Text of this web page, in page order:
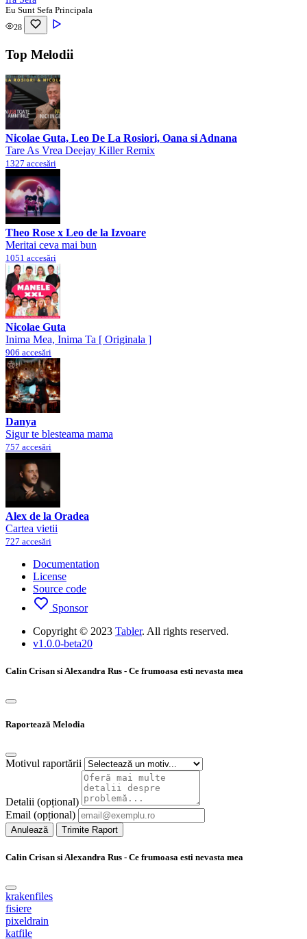
Eu Sunt Sefa Principala
28
Top Melodii
Nicolae Guta, Leo De La Rosiori, Oana si Adnana
Tare As Vrea Deejay Killer Remix
1327 accesări
Theo Rose x Leo de la Izvoare
Meritai ceva mai bun
1051 accesări
Nicolae Guta
Inima Mea, Inima Ta [ Originala ]
906 accesări
Danya
Sigur te blesteama mama
757 accesări
Alex de la Oradea
Cartea vietii
727 accesări
Documentation
License
Source code
Sponsor
Copyright © 2023 Tabler. All rights reserved.
v1.0.0-beta20
Calin Crisan si Alexandra Rus - Ce frumoasa esti nevasta mea
Raportează Melodia
Motivul raportării
Detalii (opțional)
Email (opțional)
Anulează Trimite Raport
Calin Crisan si Alexandra Rus - Ce frumoasa esti nevasta mea
krakenfiles
fisiere
pixeldrain
katfile